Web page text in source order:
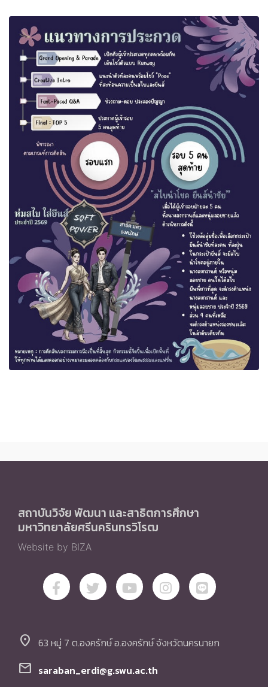
สถาบันวิจัย พัฒนา และสาธิตการศึกษา
มหาวิทยาลัยศรีนครินทรวิโรฒ
Website by BIZA
location_on 63 หมู่ 7 ต.องครักษ์ อ.องครักษ์ จังหวัดนครนายก
mail saraban_erdi@g.swu.ac.th